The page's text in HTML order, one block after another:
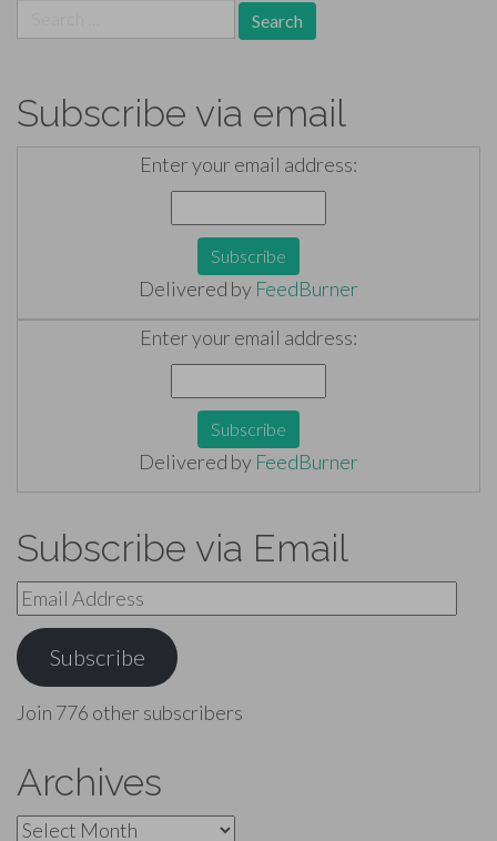
for:
Subscribe via email
Enter your email address:
Delivered by FeedBurner
Enter your email address:
Delivered by FeedBurner
Subscribe via Email
Email
Address
Subscribe
Join 776 other subscribers
Archives
Archives